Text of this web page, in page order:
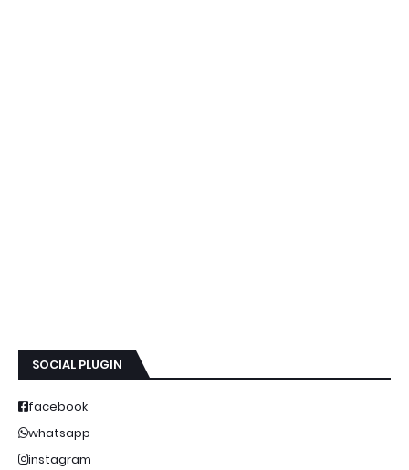
SOCIAL PLUGIN
facebook
whatsapp
instagram